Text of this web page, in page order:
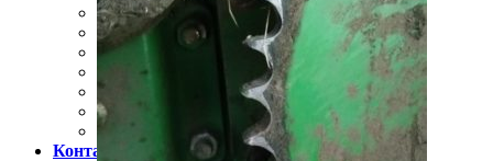
Navigator
Скаут
Лилиани
Унисибмаш
Русич
Чувашпиллер
БДМ-АгроЦентр
Контакты